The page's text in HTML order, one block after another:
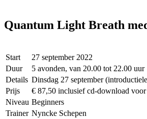
Quantum Light Breath
Start
27 september 2022
Duur
5 avonden, van 20.00 tot 22.00 uur
Details Dinsdag 27 september
Prijs
€ 87,50 inclusief cd-download voor
Niveau Beginners
Trainer Nyncke Schepen